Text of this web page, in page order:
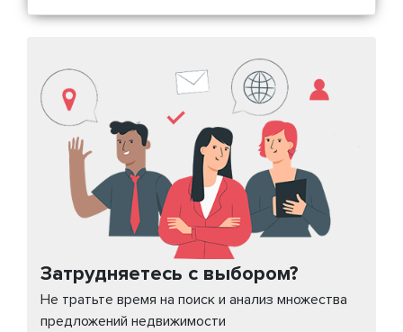
Затрудняетесь с выбором?
Не тратьте время на поиск и анализ множества
предложений недвижимости